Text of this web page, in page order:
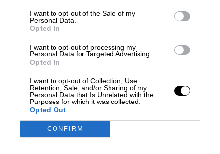
I want to opt-out of the Sale of my
Personal Data.
Opted In
I want to opt-out of processing my
Personal Data for Targeted Advertising.
Opted In
I want to opt-out of Collection, Use,
Retention, Sale, and/or Sharing of my
Personal Data that Is Unrelated with the
Purposes for which it was collected.
Opted Out
CONFIRM